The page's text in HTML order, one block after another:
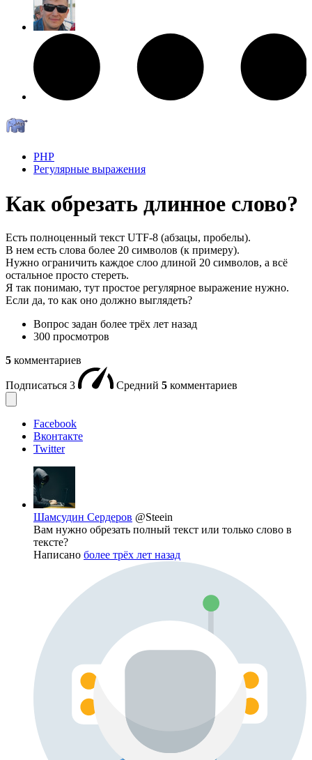
PHP
Регулярные выражения
Как обрезать длинное слово?
Есть полноценный текст UTF-8 (абзацы, пробелы).
В нем есть слова более 20 символов (к примеру).
Нужно ограничить каждое слоо длиной 20 символов, а всё
остальное просто стереть.
Я так понимаю, тут простое регулярное выражение нужно.
Если да, то как оно должно выглядеть?
Вопрос задан более трёх лет назад
300 просмотров
5 комментариев
Подписаться 3 Средний 5 комментариев
Facebook
Вконтакте
Twitter
Шамсудин Сердеров @Steein
Вам нужно обрезать полный текст или только слово в
тексте?
Написано более трёх лет назад